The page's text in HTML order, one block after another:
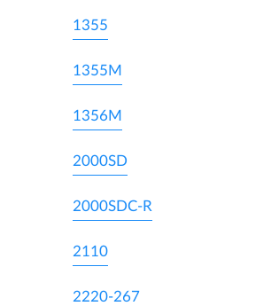
1355
1355M
1356M
2000SD
2000SDC-R
2110
2220-267